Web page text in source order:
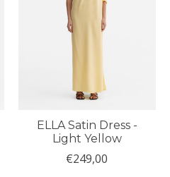
ELLA Satin Dress -
Light Yellow
€249,00